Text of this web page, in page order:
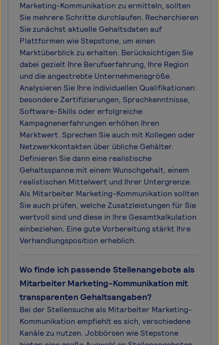
Marketing-Kommunikation zu ermitteln, sollten
Sie mehrere Schritte durchlaufen. Recherchieren
Sie zunächst aktuelle Gehaltsdaten auf
Plattformen wie Stepstone, um einen
Marktüberblick zu erhalten. Berücksichtigen Sie
dabei gezielt Ihre Berufserfahrung, Ihre Region
und die angestrebte Unternehmensgröße.
Analysieren Sie Ihre individuellen Qualifikationen:
besondere Zertifizierungen, Sprachkenntnisse,
Software-Skills oder erfolgreiche
Kampagnenerfahrungen erhöhen Ihren
Marktwert. Sprechen Sie auch mit Kollegen oder
Netzwerkkontakten über übliche Gehälter.
Definieren Sie dann eine realistische
Gehaltsspanne mit einem Wunschgehalt, einem
realistischen Mittelwert und Ihrer Untergrenze.
Als Mitarbeiter Marketing-Kommunikation sollten
Sie auch prüfen, welche Zusatzleistungen für Sie
wertvoll sind und diese in Ihre Gesamtkalkulation
einbeziehen. Eine gute Vorbereitung stärkt Ihre
Verhandlungsposition erheblich.
Wo finde ich passende Stellenangebote als
Mitarbeiter Marketing-Kommunikation mit
transparenten Gehaltsangaben?
Bei der Stellensuche als Mitarbeiter Marketing-
Kommunikation empfiehlt es sich, verschiedene
Kanäle zu nutzen. Jobbörsen wie Stepstone